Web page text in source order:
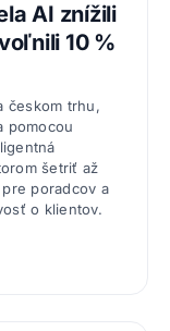
AI znížili
10 %
českom trhu,
pomocou
šetriť až
poradcov a
o klientov.